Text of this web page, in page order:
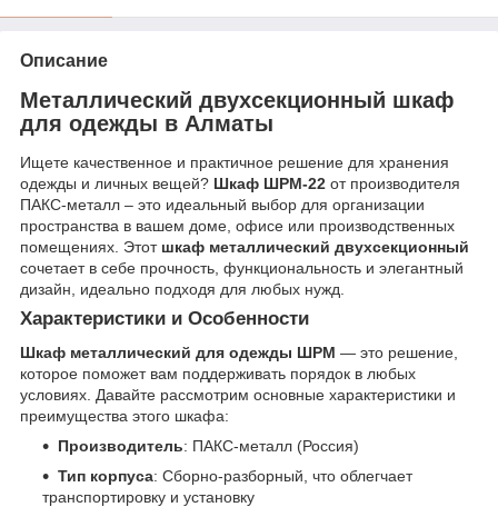
Описание
Металлический двухсекционный шкаф
для одежды в Алматы
Ищете качественное и практичное решение для хранения
одежды и личных вещей? Шкаф ШРМ-22 от производителя
ПАКС-металл – это идеальный выбор для организации
пространства в вашем доме, офисе или производственных
помещениях. Этот шкаф металлический двухсекционный
сочетает в себе прочность, функциональность и элегантный
дизайн, идеально подходя для любых нужд.
Характеристики и Особенности
Шкаф металлический для одежды ШРМ — это решение,
которое поможет вам поддерживать порядок в любых
условиях. Давайте рассмотрим основные характеристики и
преимущества этого шкафа:
Производитель: ПАКС-металл (Россия)
Тип корпуса: Сборно-разборный, что облегчает
транспортировку и установку